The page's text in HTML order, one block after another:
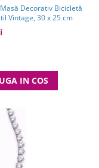
Decorativ Bicicletă
Vintage, 30 x 25 cm
IN COS